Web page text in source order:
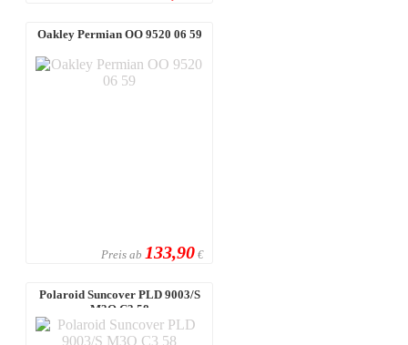
Oakley Permian OO 9520 06 59
Preis ab 133,90 €
Polaroid Suncover PLD 9003/S
M3Q C3 58